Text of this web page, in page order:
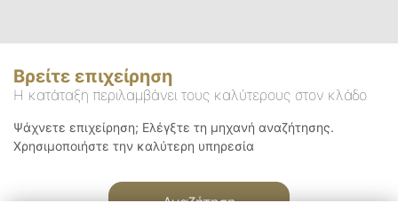
Βρείτε επιχείρηση
Η κατάταξη περιλαμβάνει τους καλύτερους στον κλάδο
Ψάχνετε επιχείρηση; Ελέγξτε τη μηχανή αναζήτησης.
Χρησιμοποιήστε την καλύτερη υπηρεσία